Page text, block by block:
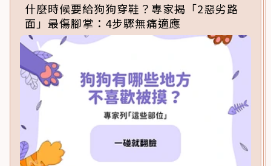
什麼時候要給狗狗穿鞋？專家揭「2惡劣路
面」最傷腳掌：4步驟無痛適應